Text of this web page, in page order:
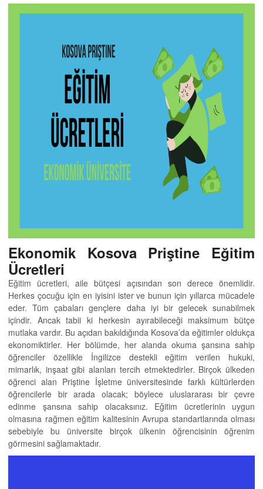
Ekonomik Kosova Priştine Eğitim
Ücretleri
Eğitim ücretleri, aile bütçesi açısından son derece önemlidir.
Herkes çocuğu için en iyisini ister ve bunun için yıllarca mücadele
eder. Tüm çabaları gençlere daha iyi bir gelecek sunabilmek
içindir. Ancak tabii ki herkesin ayırabileceği maksimum bütçe
mutlaka vardır. Bu açıdan bakıldığında Kosova’da eğitimler oldukça
ekonomiktirler. Her bölümde, her alanda okuma şansına sahip
öğrenciler özellikle İngilizce destekli eğitim verilen hukuki,
mimarlık, inşaat gibi alanları tercih etmektedirler. Birçok ülkeden
öğrenci alan Priştine İşletme üniversitesinde farklı kültürlerden
öğrencilerle bir arada olacak; böylece uluslararası bir çevre
edinme şansına sahip olacaksınız. Eğitim ücretlerinin uygun
olmasına rağmen eğitim kalitesinin Avrupa standartlarında olması
sebebiyle bu üniversite birçok ülkenin öğrencisinin öğrenim
görmesini sağlamaktadır.